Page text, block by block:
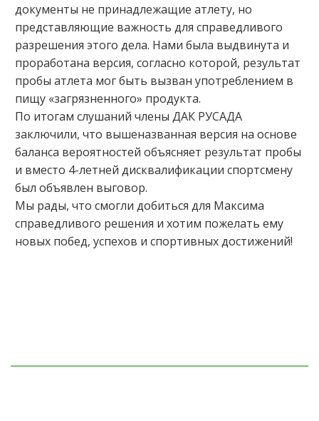
документы не принадлежащие атлету, но
представляющие важность для справедливого
разрешения этого дела. Нами была выдвинута и
проработана версия, согласно которой, результат
пробы атлета мог быть вызван употреблением в
пищу «загрязненного» продукта.
По итогам слушаний члены ДАК РУСАДА
заключили, что вышеназванная версия на основе
баланса вероятностей объясняет результат пробы
и вместо 4-летней дисквалификации спортсмену
был объявлен выговор.
Мы рады, что смогли добиться для Максима
справедливого решения и хотим пожелать ему
новых побед, успехов и спортивных достижений!